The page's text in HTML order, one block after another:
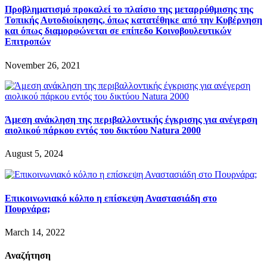
Προβληματισμό προκαλεί το πλαίσιο της μεταρρύθμισης της
Τοπικής Αυτοδιοίκησης, όπως κατατέθηκε από την Kυβέρνηση
και όπως διαμορφώνεται σε επίπεδο Kοινοβουλευτικών
Eπιτροπών
November 26, 2021
Άμεση ανάκληση της περιβαλλοντικής έγκρισης για ανέγερση
αιολικού πάρκου εντός του δικτύου Natura 2000
August 5, 2024
Επικοινωνιακό κόλπο η επίσκεψη Αναστασιάδη στο
Πουρνάρα;
March 14, 2022
Αναζήτηση